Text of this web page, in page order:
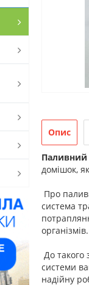
Опис
Паливний
домішок,
Про
система
організмів.
До такого
системи
надійну